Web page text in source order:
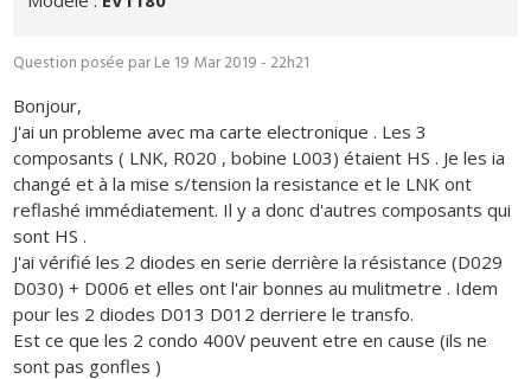
Question posée parLe 19 Mar 2019 - 22h21
Bonjour,
J'ai un probleme avec ma carte electronique . Les 3
composants ( LNK, R020 , bobine L003) étaient HS . Je les ia
changé et à la mise s/tension la resistance et le LNK ont
reflashé immédiatement. Il y a donc d'autres composants qui
sont HS .
J'ai vérifié les 2 diodes en serie derrière la résistance (D029
D030) + D006 et elles ont l'air bonnes au mulitmetre . Idem
pour les 2 diodes D013 D012 derriere le transfo.
Est ce que les 2 condo 400V peuvent etre en cause (ils ne
sont pas gonfles )